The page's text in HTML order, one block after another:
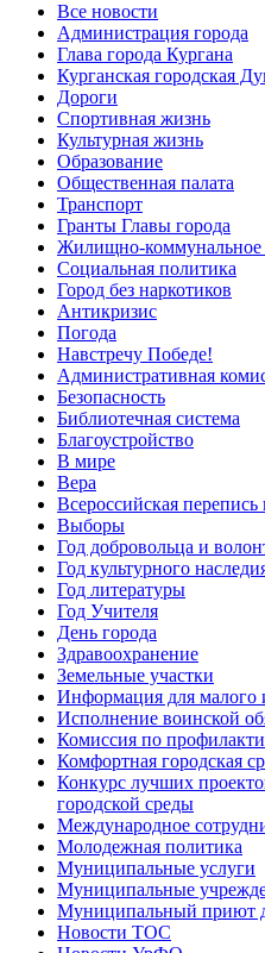
Все новости
Администрация города
Глава города Кургана
Курганская городская
Дороги
Спортивная жизнь
Культурная жизнь
Образование
Общественная палата
Транспорт
Гранты Главы города
Жилищно-коммунальное
Социальная политика
Город без наркотиков
Антикризис
Погода
Навстречу Победе!
Административная
Безопасность
Библиотечная система
Благоустройство
В мире
Вера
Всероссийская перепись
Выборы
Год добровольца и
Год культурного
Год литературы
Год Учителя
День города
Здравоохранение
Земельные участки
Информация для малого
Исполнение воинской
Комиссия по
Комфортная городская
Конкурс лучших
городской среды
Международное
Молодежная политика
Муниципальные услуги
Муниципальные
Муниципальный приют
Новости ТОС